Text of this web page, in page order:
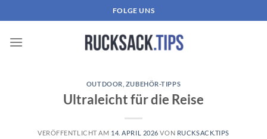
Inhalt
springen
FOLGE UNS
OUTDOOR ZUBEHÖR-TIPPS
Ultraleicht für die Reise
VERÖFFENTLICHT AM 14. APRIL 2026 VON RUCKSACK.TIPS